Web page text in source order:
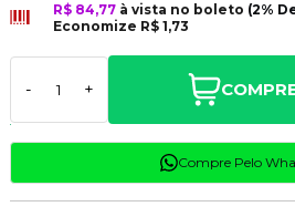
R$ 84,77 à vista no boleto (2%
Economize R$ 1,73
- +
Compre Pelo